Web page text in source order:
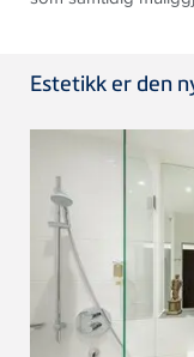
Estetikk er den